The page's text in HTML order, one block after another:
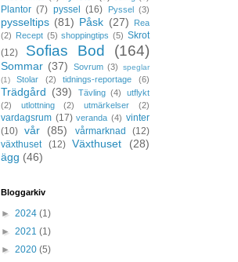
Plantor (7) pyssel (16) Pyssel (3)
pysseltips (81) Påsk (27)
Rea
(2) Recept (5) shoppingtips (5) Skrot
(12)
Sofias Bod (164)
Sommar (37) Sovrum (3)
speglar
(1)
Stolar (2) tidnings-reportage (6)
Trädgård (39) Tävling (4)
utflykt
(2)
utlottning (2) utmärkelser (2)
vardagsrum (17) veranda (4) vinter
(10) vår (85) vårmarknad
(12)
växthuset
(12) Växthuset
(28)
ägg (46)
Bloggarkiv
► 2024 (1)
► 2021 (1)
► 2020 (5)